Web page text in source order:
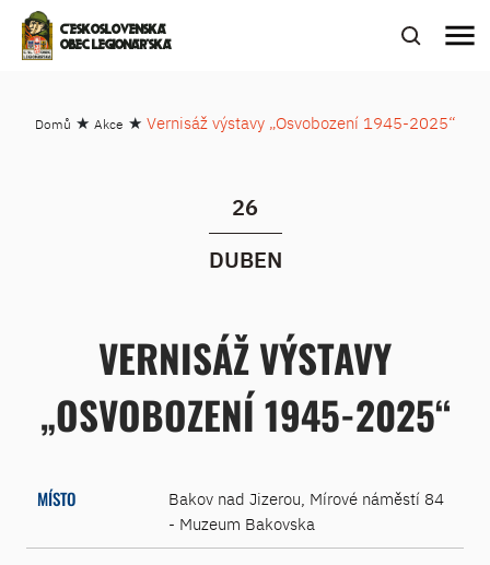
ČESKOSLOVENSKÁ
OBEC LEGIONÁŘSKÁ
menu
Domů ★ Akce ★ Vernisáž výstavy „Osvobození 1945-2025“
26
DUBEN
VERNISÁŽ VÝSTAVY
„OSVOBOZENÍ 1945-2025“
MÍSTO
Bakov nad Jizerou, Mírové náměstí 84
- Muzeum Bakovska